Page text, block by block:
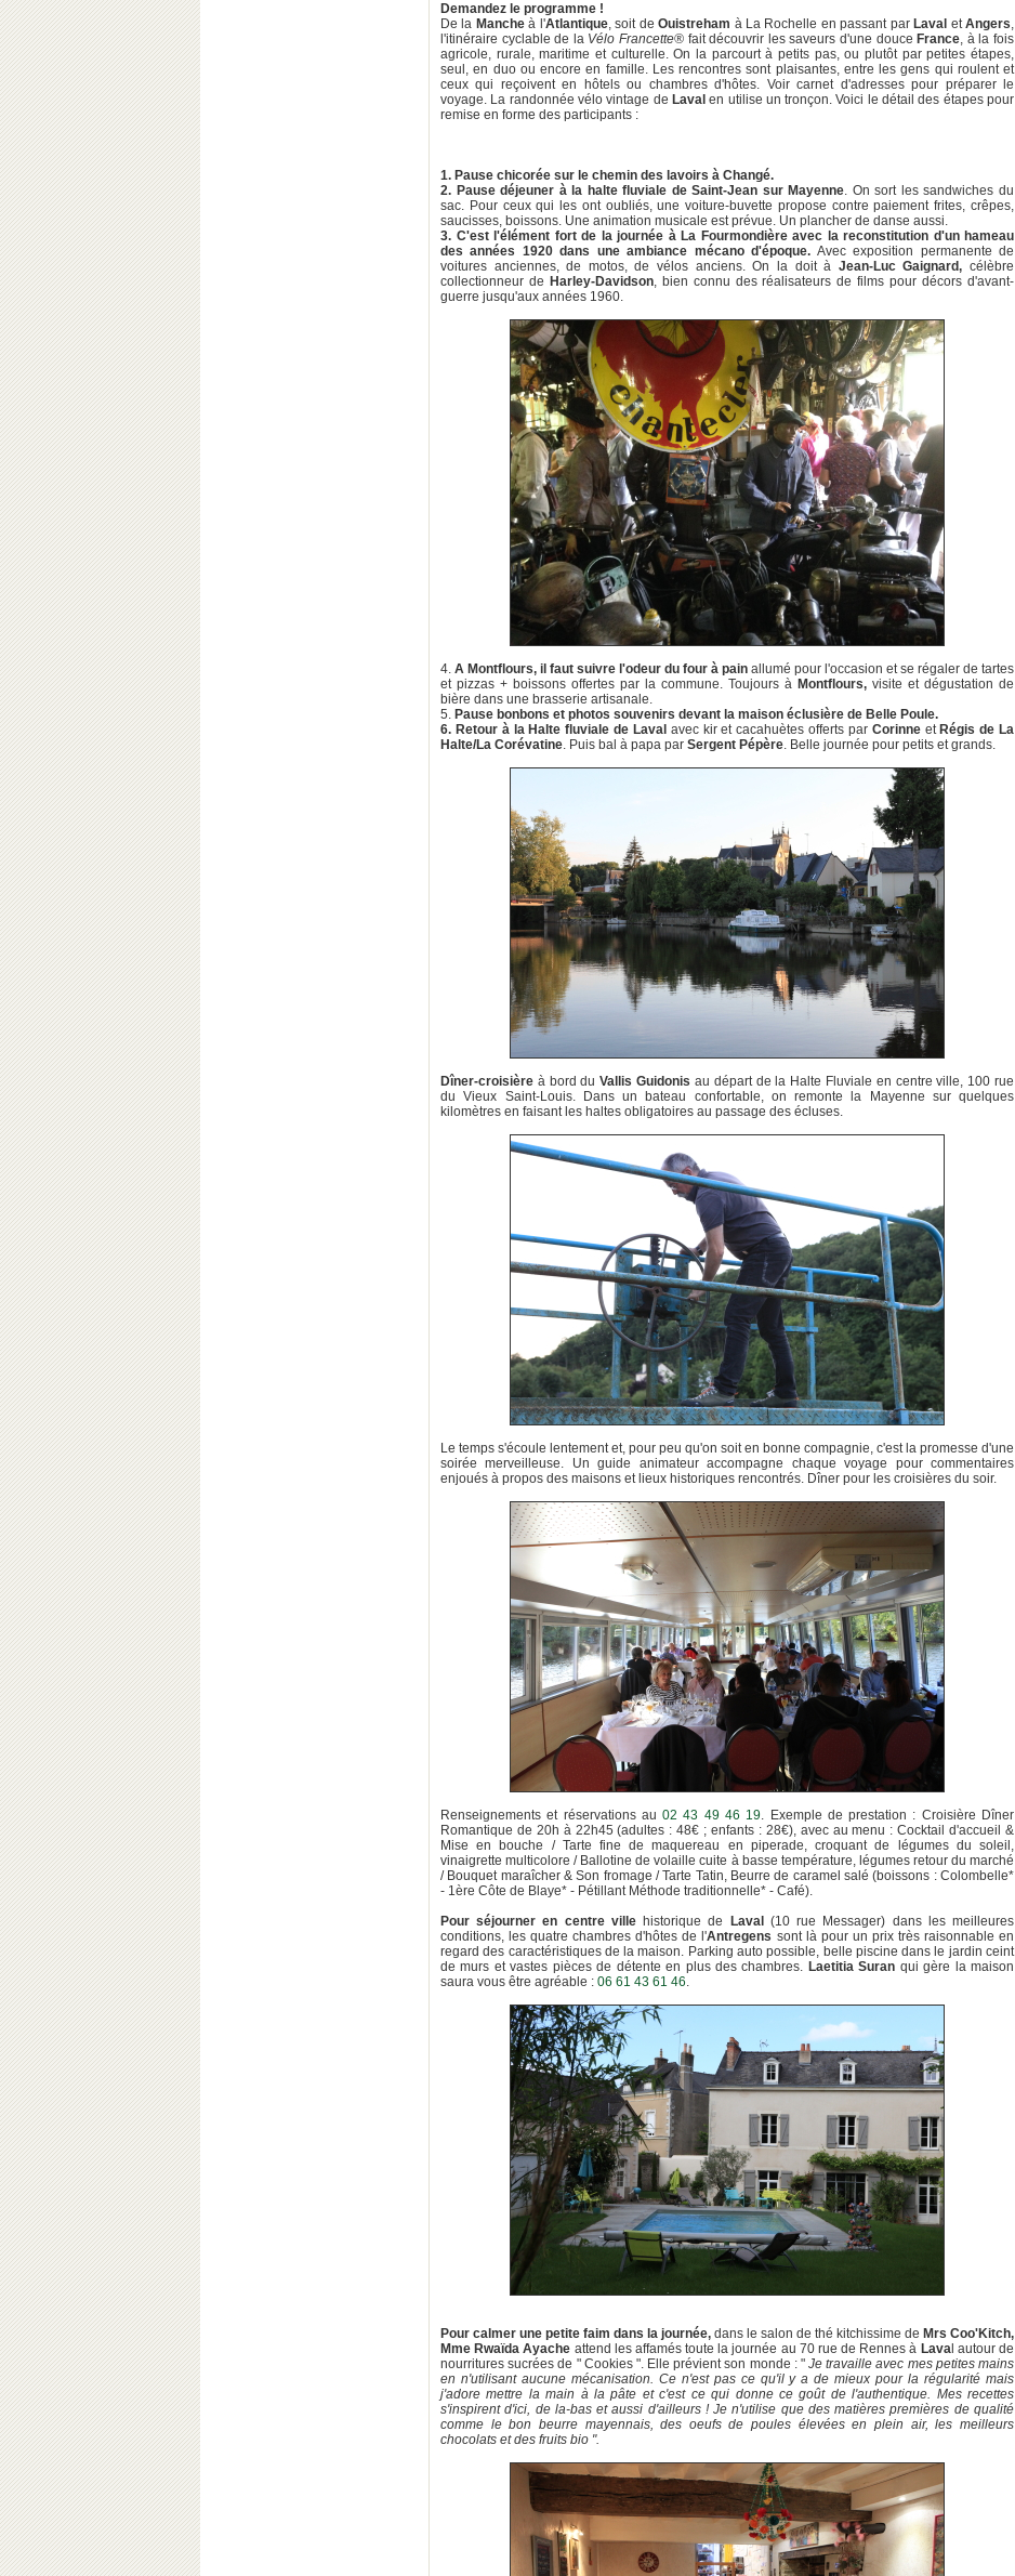
Demandez le programme !
De la Mancheà l'Atlantique, soit deOuistreham à La Rochelle en passant par Laval etAngers,
l'itinéraire cyclable de la Vélo Francette® fait découvrir les saveurs d'une douce France, à la fois
agricole, rurale, maritime et culturelle. On la parcourt à petits pas, ou plutôt par petites étapes,
seul, en duo ou encore en famille. Les rencontres sont plaisantes, entre les gens qui roulent et
ceux qui reçoivent en hôtels ou chambres d'hôtes. Voir carnet d'adresses pour préparer le
voyage. La randonnée vélo vintage de Laval en utilise un tronçon. Voici le détail des étapes pour
remise en forme des participants :
1. Pause chicorée sur le chemin des lavoirs à Changé.
2. Pause déjeuner à la halte fluviale de Saint-Jean sur Mayenne. On sort les sandwiches du
sac. Pour ceux qui les ont oubliés, une voiture-buvette propose contre paiement frites, crêpes,
saucisses, boissons. Une animation musicale est prévue. Un plancher de danse aussi.
3. C'est l'élément fort de la journée à La Fourmondière avec la reconstitution d'un hameau
des années 1920 dans une ambiance mécano d'époque. Avec exposition permanente de
voitures anciennes, de motos, de vélos anciens. On la doit à Jean-Luc Gaignard, célèbre
collectionneur de Harley-Davidson, bien connu des réalisateurs de films pour décors d'avant-
guerre jusqu'aux années 1960.
4. A Montflours, il faut suivre l'odeur du four à pain allumé pour l'occasion et se régaler de tartes
et pizzas + boissons offertes par la commune. Toujours à Montflours, visite et dégustation de
bière dans une brasserie artisanale.
5. Pause bonbons et photos souvenirs devant la maison éclusière de Belle Poule.
6. Retour à la Halte fluviale de Laval avec kir et cacahuètes offerts par Corinneet Régis de La
Halte/La Corévatine. Puis bal à papa par Sergent Pépère. Belle journée pour petits et grands.
Dîner-croisière à bord duVallis Guidonis au départ de la Halte Fluviale en centre ville, 100 rue
du Vieux Saint-Louis. Dans un bateau confortable, on remonte la Mayenne sur quelques
kilomètres en faisant les haltes obligatoires au passage des écluses.
Le temps s'écoule lentement et, pour peu qu'on soit en bonne compagnie, c'est la promesse d'une
soirée merveilleuse. Un guide animateur accompagne chaque voyage pour commentaires
enjoués à propos des maisons et lieux historiques rencontrés. Dîner pour les croisières du soir.
Renseignements et réservations au02 43 49 46 19. Exemple de prestation : Croisière Dîner
Romantique de 20h à 22h45 (adultes : 48€ ; enfants : 28€), avec au menu : Cocktail d'accueil &
Mise en bouche / Tarte fine de maquereau en piperade, croquant de légumes du soleil,
vinaigrette multicolore / Ballotine de volaille cuite à basse température, légumes retour du marché
/ Bouquet maraîcher & Son fromage / Tarte Tatin, Beurre de caramel salé (boissons : Colombelle*
- 1ère Côte de Blaye* - Pétillant Méthode traditionnelle* - Café).
Pour séjourner en centre villehistorique de Laval (10 rue Messager) dans les meilleures
conditions, les quatre chambres d'hôtes de l'Antregens sont là pour un prix très raisonnable en
regard des caractéristiques de la maison. Parking auto possible, belle piscine dans le jardin ceint
de murs et vastes pièces de détente en plus des chambres. Laetitia Suran qui gère la maison
saura vous être agréable : 06 61 43 61 46.
Pour calmer une petite faim dans la journée, dans le salon de thé kitchissime de Mrs Coo'Kitch,
Mme Rwaïda Ayache attend les affamés toute la journée au 70 rue de Rennes à Laval autour de
nourritures sucrées de " Cookies ". Elle prévient son monde : "Je travaille avec mes petites mains
en n'utilisant aucune mécanisation. Ce n'est pas ce qu'il y a de mieux pour la régularité mais
j'adore mettre la main à la pâte et c'est ce qui donne ce goût de l'authentique. Mes recettes
s'inspirent d'ici, de la-bas et aussi d'ailleurs ! Je n'utilise que des matières premières de qualité
comme le bon beurre mayennais, des oeufs de poules élevées en plein air, les meilleurs
chocolats et des fruits bio ".